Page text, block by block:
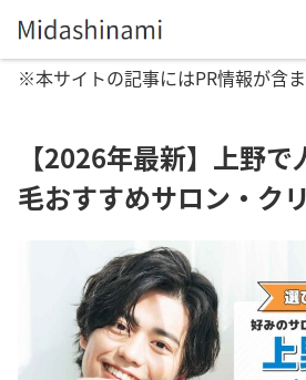
※本サイトの記事にはPR情報が含ま
【2026年最新】上野
毛おすすめサロン・ク